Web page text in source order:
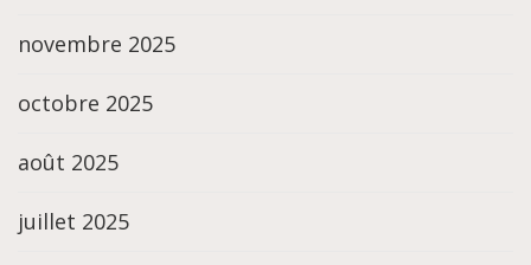
novembre 2025
octobre 2025
août 2025
juillet 2025